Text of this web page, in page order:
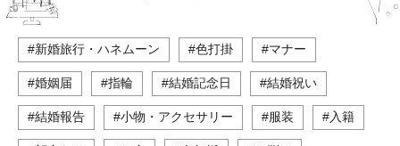
#新婚旅行・ハネムーン #色打掛 #マナー
#婚姻届 #指輪 #結婚記念日 #結婚祝い
#結婚報告 #小物・アクセサリー #服装 #入籍